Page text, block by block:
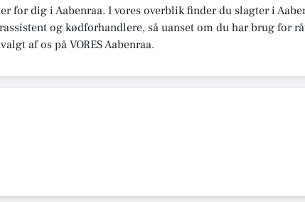
for dig i Aabenraa. I vores overblik finder du slagter i
og kødforhandlere, så uanset om du har brug for
af os på VORES Aabenraa.